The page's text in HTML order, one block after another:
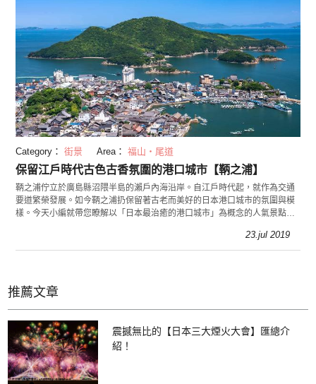
Category： 街景 Area： 福山・尾道
保留江戶時代古色古香氛圍的港口城市【鞆之浦】
鞆之浦佇立於廣島縣沼隈半島的瀨戶內海沿岸。自江戶時代起，就作為交通
要道繁榮發展。如今鞆之浦扔保留著古老而美好的日本港口城市的氛圍與模
樣。今天小編就帶您瞭解以「日本最治癒的港口城市」為概念的人氣景點鞆
23.jul 2019
推薦文章
震撼無比的【日本三大煙火大會】匯總介
紹！